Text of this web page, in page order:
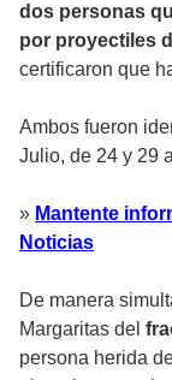
dos personas
por proyectiles
certificaron que
Ambos fueron
Julio, de 24 y 29
» Mantente
Noticias
De manera
Margaritas del
persona herida